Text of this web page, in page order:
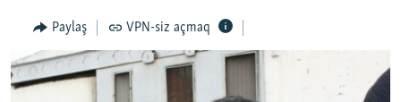
QANUNI DOĞRU
ARAŞDIRMA
MULTIMEDIA
Paylaş VPN-siz açmaq